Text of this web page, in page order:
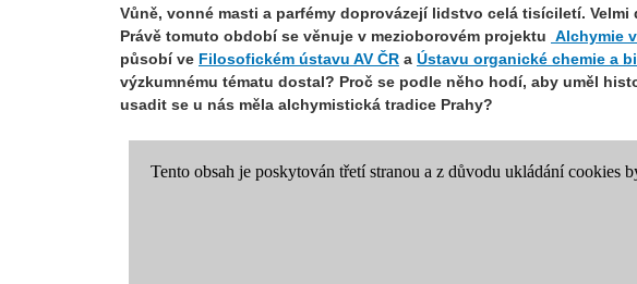
Vůně, vonné masti a parfémy doprovázejí lidstvo celá tisíciletí.
Právě tomuto období se věnuje v mezioborovém projektu Alchymie
působí ve Filosofickém ústavu AV ČR a Ústavu organické chemie a
výzkumnému tématu dostal? Proč se podle něho hodí, aby uměl
usadit se u nás měla alchymistická tradice Prahy?